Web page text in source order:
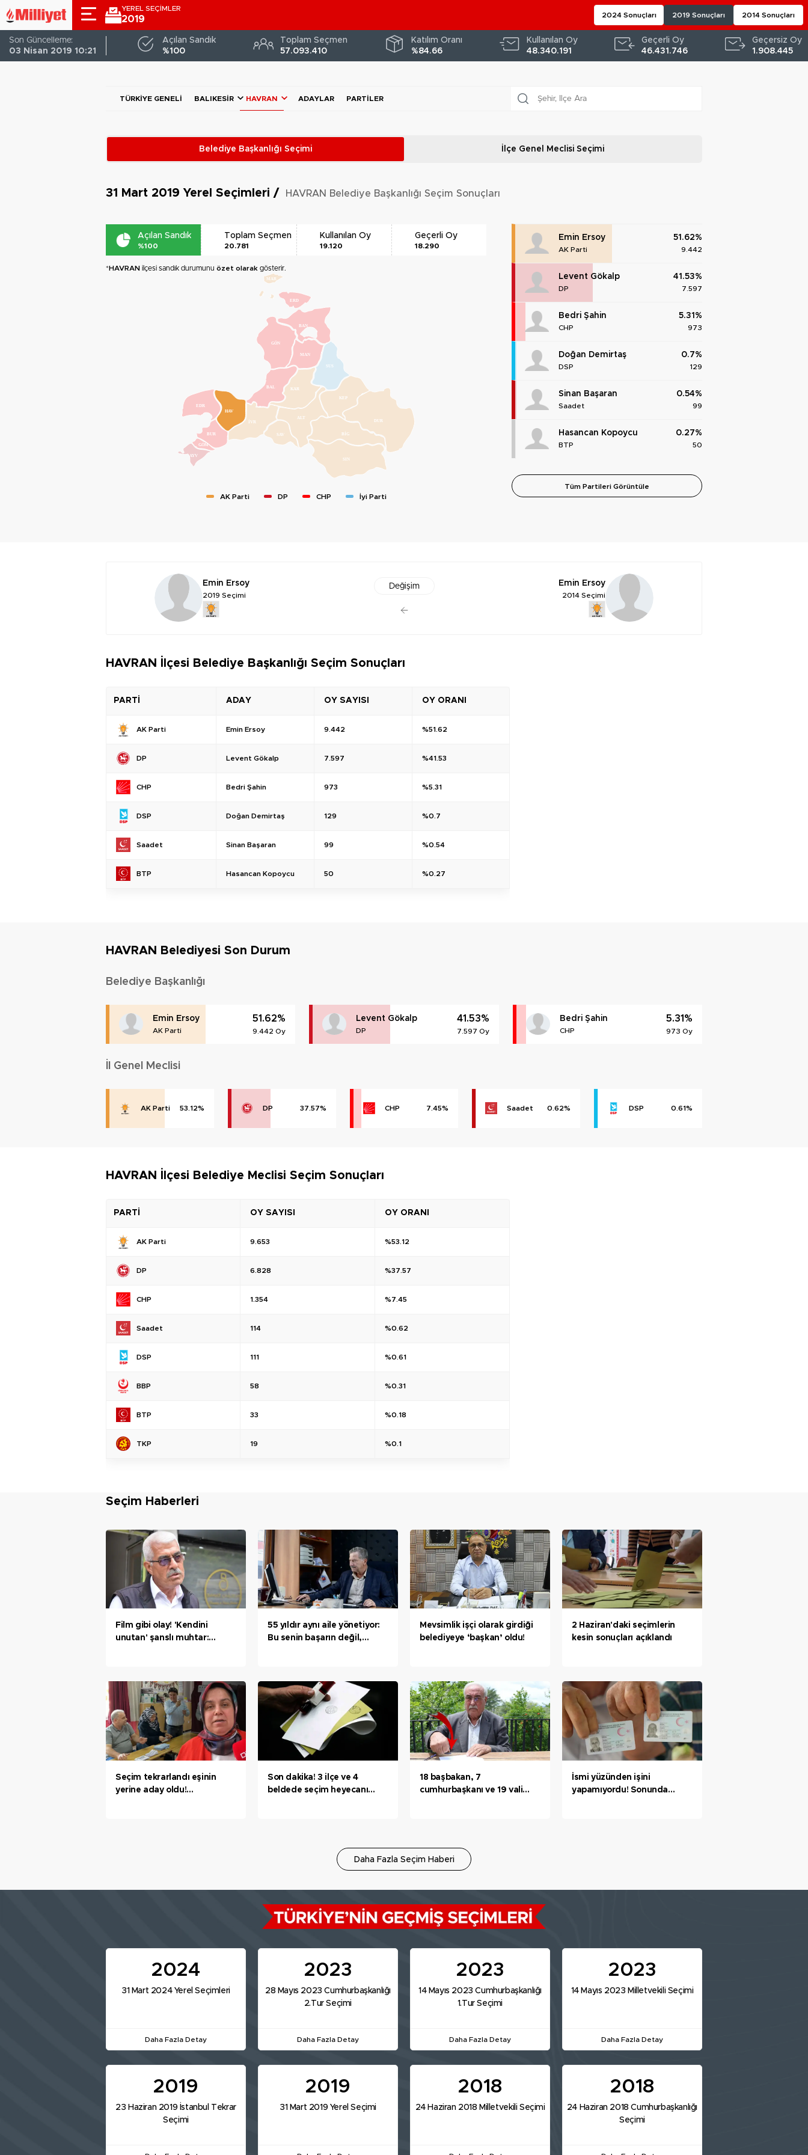
YEREL SEÇİMLER
2019 2024 Sonuçları 2019 Sonuçları 2014 Sonuçları
Son Güncelleme:
03 Nisan 2019 10:21
Açılan Sandık
%100
Toplam Seçmen
57.093.410
Katılım Oranı
%84.66
Kullanılan Oy
48.340.191
Geçerli Oy
46.431.746
Geçersiz Oy
1.908.445
TÜRKIYE GENELI BALIKESIR HAVRAN ADAYLAR PARTILER
Belediye Başkanlığı Seçimi İlçe Genel MeclisiSeçimi
31 Mart 2019 Yerel Seçimleri / HAVRAN Belediye Başkanlığı Seçim Sonuçları
Açılan Sandık
%100
Toplam Seçmen
20.781
Kullanılan Oy
19.120
Geçerli Oy
18.290
*HAVRAN ilçesi sandık durumunu özet olarak gösterir.
DUR
SIN
BİG
KEP
SUS
BAN
KAR
ALT
MAN
ERD
SAV
BAL
GÖN
İVR
MAR
HAV
BUR
EDR
GÖM
AYV
AK Parti DP CHP İyi Parti
Emin Ersoy
AK Parti
51.62%
9.442
Levent Gökalp
DP
41.53%
7.597
Bedri Şahin
CHP
5.31%
973
Doğan Demirtaş
DSP
0.7%
129
Sinan Başaran
Saadet
0.54%
99
Hasancan Kopoycu
BTP
0.27%
50
Tüm Partileri Görüntüle
Emin Ersoy
2019 Seçimi
Değişim Emin Ersoy
2014 Seçimi
HAVRAN İlçesi Belediye Başkanlığı Seçim Sonuçları
PARTİ ADAY OY SAYISI OY ORANI
AK Parti Emin Ersoy 9.442 %51.62
DP Levent Gökalp 7.597 %41.53
CHP Bedri Şahin 973 %5.31
DSP Doğan Demirtaş 129 %0.7
Saadet Sinan Başaran 99 %0.54
BTP Hasancan Kopoycu 50 %0.27
HAVRAN Belediyesi Son Durum
Belediye Başkanlığı
Emin Ersoy
AK Parti
51.62%
9.442 Oy
Levent Gökalp
DP
41.53%
7.597 Oy
Bedri Şahin
CHP
5.31%
973 Oy
İl Genel Meclisi
AK Parti 53.12% DP 37.57% CHP 7.45% Saadet 0.62% DSP 0.61%
HAVRAN İlçesi Belediye Meclisi Seçim Sonuçları
PARTİ OY SAYISI OY ORANI
AK Parti 9.653 %53.12
DP 6.828 %37.57
CHP 1.354 %7.45
Saadet 114 %0.62
DSP 111 %0.61
BBP 58 %0.31
BTP 33 %0.18
TKP 19 %0.1
Seçim Haberleri
Film gibi olay! 'Kendini
unutan' şanslı muhtar:
55 yıldır aynı aile yönetiyor:
Bu senin başarın değil,
Mevsimlik işçi olarak girdiği
belediyeye ‘başkan’ oldu!
2 Haziran'daki seçimlerin
kesin sonuçları açıklandı
Seçim tekrarlandı eşinin
yerine aday oldu!
Son dakika! 3 ilçe ve 4
beldede seçim heyecanı
18 başbakan, 7
cumhurbaşkanı ve 19 vali
İsmi yüzünden işini
yapamıyordu! Sonunda
Daha Fazla Seçim Haberi
2024
31 Mart 2024 Yerel Seçimleri
Daha Fazla Detay
2023
28 Mayıs 2023 Cumhurbaşkanlığı
2.Tur Seçimi
Daha Fazla Detay
2023
14 Mayıs 2023 Cumhurbaşkanlığı
1.Tur Seçimi
Daha Fazla Detay
2023
14 Mayıs 2023 Milletvekili Seçimi
Daha Fazla Detay
2019
23 Haziran 2019 İstanbul Tekrar
Seçimi
2019
31 Mart 2019 Yerel Seçimi
2018
24 Haziran 2018 Milletvekili Seçimi
2018
24 Haziran 2018 Cumhurbaşkanlığı
Seçimi